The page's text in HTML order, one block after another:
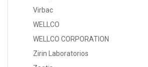
Virbac
WELLCO
WELLCO CORPORATION
Zirin Laboratorios